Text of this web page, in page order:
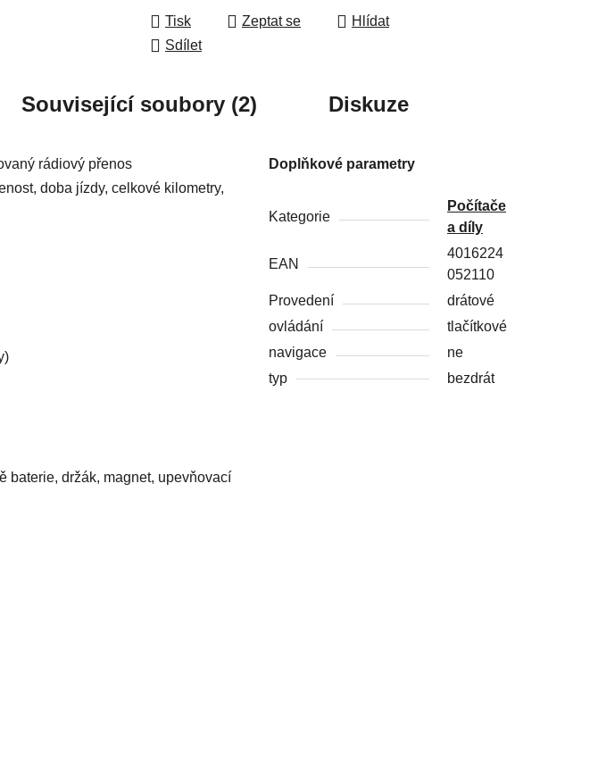
Tisk Zeptat se
Hlídat
Sdílet
Související soubory (2) Diskuze
rádiový přenos
doba jízdy, celkové kilometry,
baterie, držák, magnet, upevňovací
Doplňkové parametry
Kategorie
Počítače
a díly
EAN
4016224
052110
Provedení
drátové
ovládání
tlačítkové
navigace
ne
typ
bezdrát